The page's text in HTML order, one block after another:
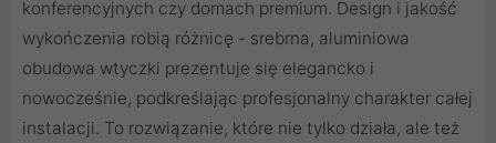
konferencyjnych czy domach premium. Design i jakość
wykończenia robią różnicę - srebrna, aluminiowa
obudowa wtyczki prezentuje się elegancko i
nowocześnie, podkreślając profesjonalny charakter całej
instalacji. To rozwiązanie, które nie tylko działa, ale też